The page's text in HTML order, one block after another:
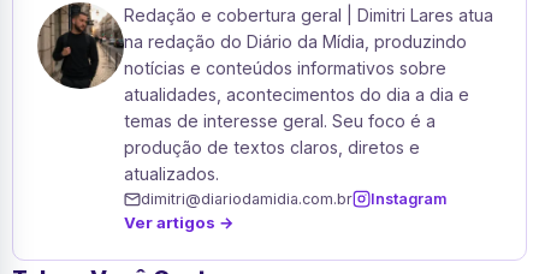
Redação e cobertura geral | Dimitri Lares atua
na redação do Diário da Mídia, produzindo
notícias e conteúdos informativos sobre
atualidades, acontecimentos do dia a dia e
temas de interesse geral. Seu foco é a
produção de textos claros, diretos e
atualizados.
dimitri@diariodamidia.com.br Instagram
Ver artigos →